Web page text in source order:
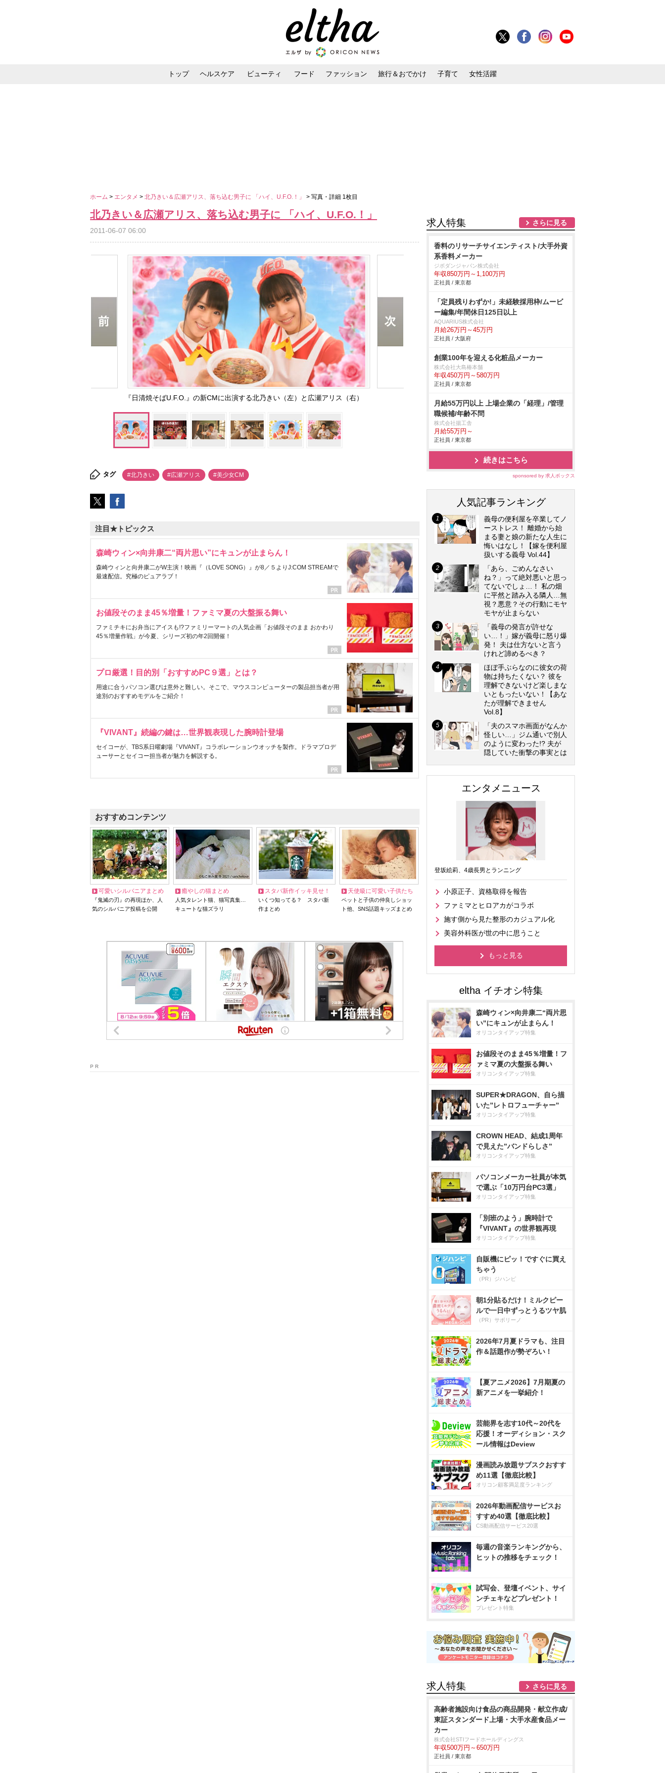
トップ ヘルスケア ビューティ フード ファッション 旅行＆おでかけ 子育て 女性活躍
ホーム > エンタメ > 北乃きい＆広瀬アリス、落ち込む男子に 「ハイ、U.F.O.！」 > 写真・詳細 1枚目
北乃きい＆広瀬アリス、落ち込む男子に 「ハイ、U.F.O.！」
2011-06-07 06:00
『日清焼そばU.F.O.』の新CMに出演する北乃きい（左）と広瀬アリス（右）
タグ #北乃きい #広瀬アリス #美少女CM
注目★トピックス
森崎ウィン×向井康二“両片思い”にキュンが止まらん！
森崎ウィンと向井康二がW主演！映画『（LOVE SONG）』が8／５よりJ:COM STREAMで
最速配信。究極のピュアラブ！
お値段そのまま45％増量！ファミマ夏の大盤振る舞い
ファミチキにお弁当にアイスも!?ファミリーマートの人気企画「お値段そのまま おかわり
45％増量作戦」が今夏、シリーズ初の年2回開催！
プロ厳選！目的別「おすすめPC９選」とは？
用途に合うパソコン選びは意外と難しい。そこで、マウスコンピューターの製品担当者が用
途別のおすすめモデルをご紹介！
『VIVANT』続編の鍵は…世界観表現した腕時計登場
セイコーが、TBS系日曜劇場『VIVANT』コラボレーションウオッチを製作。ドラマプロデ
ューサーとセイコー担当者が魅力を解説する。
おすすめコンテンツ
可愛いシルバニアまとめ
『鬼滅の刃』の再現ほか、人
気のシルバニア投稿を公開
癒やしの猫まとめ
人気タレント猫、猫写真集…
キュートな猫ズラリ
スタバ新作イッキ見せ！
いくつ知ってる？ スタバ新
作まとめ
天使級に可愛い子供たち
ペットと子供の仲良しショッ
ト他、SNS話題キッズまとめ
P R
求人特集 さらに見る
香料のリサーチサイエンティスト/大手外資
系香料メーカー
ジボダンジャパン株式会社
年収850万円～1,100万円
正社員 / 東京都
「定員残りわずか!」未経験採用枠/ムービ
ー編集/年間休日125日以上
AQUARIUS株式会社
月給26万円～45万円
正社員 / 大阪府
創業100年を迎える化粧品メーカー
株式会社大島椿本舗
年収450万円～580万円
正社員 / 東京都
月給55万円以上 上場企業の「経理」/管理
職候補/年齢不問
株式会社揚工舎
月給55万円～
正社員 / 東京都
続きはこちら
sponsored by 求人ボックス
人気記事ランキング
義母の便利屋を卒業してノ
ーストレス！ 離婚から始
まる妻と娘の新たな人生に
悔いはなし！【嫁を便利屋
扱いする義母 Vol.44】
「あら、ごめんなさい
ね？」って絶対悪いと思っ
てないでしょ…！ 私の畑
に平然と踏み入る隣人…無
視？悪意？その行動にモヤ
モヤが止まらない
「義母の発言が許せな
い…！」嫁が義母に怒り爆
発！ 夫は仕方ないと言う
けれど諦めるべき？
ほぼ手ぶらなのに彼女の荷
物は持ちたくない？ 彼を
理解できないけど楽しまな
いともったいない！【あな
たが理解できません
Vol.8】
「夫のスマホ画面がなんか
怪しい…」ジム通いで別人
のように変わった!? 夫が
隠していた衝撃の事実とは
エンタメニュース
登坂絵莉、4歳長男とランニング
小原正子、資格取得を報告
ファミマとヒロアカがコラボ
施す側から見た整形のカジュアル化
美容外科医が世の中に思うこと
もっと見る
森崎ウィン×向井康二“両片思
い”にキュンが止まらん！
オリコンタイアップ特集
お値段そのまま45％増量！フ
ァミマ夏の大盤振る舞い
オリコンタイアップ特集
SUPER★DRAGON、自ら描
いた”レトロフューチャー”
オリコンタイアップ特集
CROWN HEAD、結成1周年
で見えた”バンドらしさ”
オリコンタイアップ特集
パソコンメーカー社員が本気
で選ぶ「10万円台PC3選」
オリコンタイアップ特集
「別班のよう」腕時計で
『VIVANT』の世界観再現
オリコンタイアップ特集
自販機にピッ！ですぐに買え
ちゃう
（PR）ジハンピ
朝1分貼るだけ！ミルクピー
ルで一日中ずっとうるツヤ肌
（PR）サボリーノ
2026年7月夏ドラマも、注目
作＆話題作が勢ぞろい！
【夏アニメ2026】7月期夏の
新アニメを一挙紹介！
芸能界を志す10代～20代を
応援！オーディション・スク
ール情報はDeview
漫画読み放題サブスクおすす
め11選【徹底比較】
オリコン顧客満足度ランキング
2026年動画配信サービスお
すすめ40選【徹底比較】
CS動画配信サービス20選
毎週の音楽ランキングから、
ヒットの推移をチェック！
試写会、登壇イベント、サイ
ンチェキなどプレゼント！
プレゼント特集
求人特集 さらに見る
高齢者施設向け食品の商品開発・献立作成/
東証スタンダード上場・大手水産食品メー
カー
株式会社STIフードホールディングス
年収500万円～650万円
正社員 / 東京都